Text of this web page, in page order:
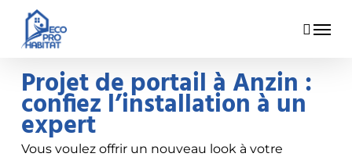
content
Menu
Projet de portail à Anzin :
confiez l’installation à un
expert
Vous voulez offrir un nouveau look à votre